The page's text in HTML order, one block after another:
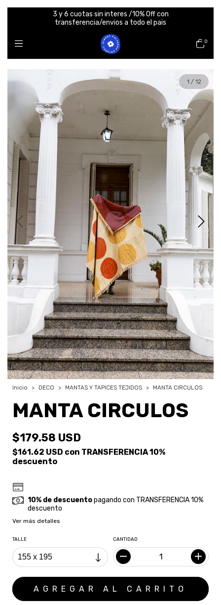
3 y 6 cuotas sin interes /10% Off con
transferencia/envios a todo el pais
0
1 / 12
Inicio > DECO > MANTAS Y TAPICES TEJIDOS > MANTA CIRCULOS
MANTA CIRCULOS
$179.58 USD
$161.62 USD con TRANSFERENCIA 10%
descuento
10% de descuentopagando con TRANSFERENCIA 10%
descuento
Ver más detalles
TALLE CANTIDAD